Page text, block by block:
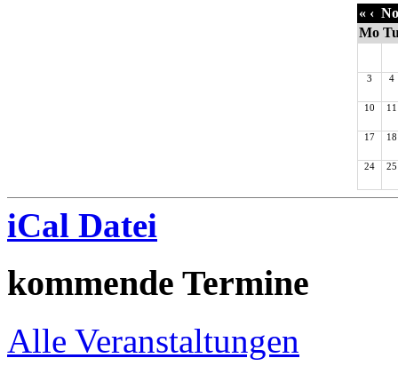
« ‹
Mo
3 4
10 11
17 18
24 25
iCal Datei
kommende Termine
Alle Veranstaltungen